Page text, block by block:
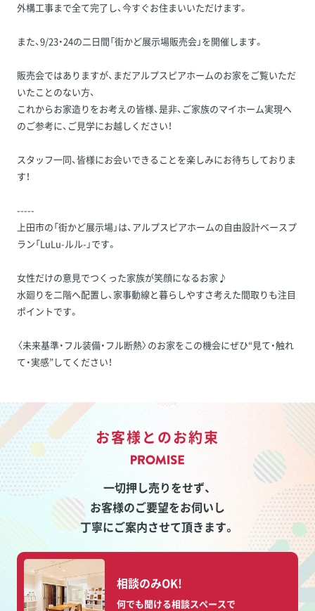
外構工事まで全て完了し、今すぐお住まいいただけます。
また、9/23・24の二日間「街かど展示場販売会」を開催します。
販売会ではありますが、まだアルプスピアホームのお家をご覧いただ
いたことのない方、
これからお家造りをお考えの皆様、是非、ご家族のマイホーム実現へ
のご参考に、ご見学にお越しください！
スタッフ一同、皆様にお会いできることを楽しみにお待ちしておりま
す！
-----
上田市の「街かど展示場」は、アルプスピアホームの自由設計ベースプ
ラン「LuLu-ルル-」です。
女性だけの意見でつくった家族が笑顔になるお家♪
水廻りを二階へ配置し、家事動線と暮らしやすさ考えた間取りも注目
ポイントです。
〈未来基準・フル装備・フル断熱〉のお家をこの機会にぜひ“見て・触れ
て・実感”してください！
お客様とのお約束
一切押し売りをせず、
お客様のご要望をお伺いし
丁寧にご案内させて頂きます。
相談のみOK!
何でも聞ける相談スペースで